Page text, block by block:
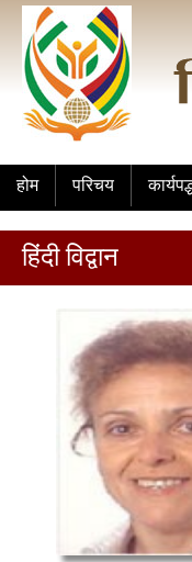
होम परिचय
हिंदी विद्वान